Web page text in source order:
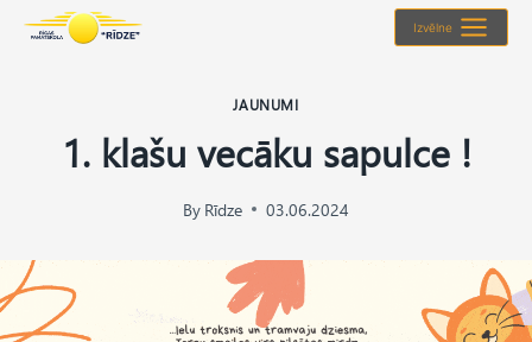
Izvēlne
JAUNUMI
1. klašu vecāku sapulce !
By Rīdze 03.06.2024